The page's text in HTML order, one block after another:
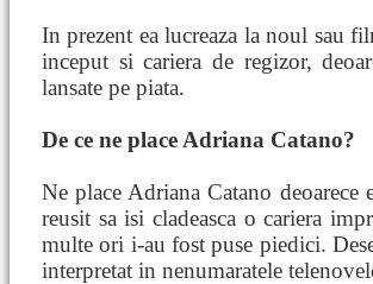
In prezent ea lucreaza la noul sau
inceput si cariera de regizor,
lansate pe piata.
De ce ne place Adriana Catano?
Ne place Adriana Catano deoarece
reusit sa isi cladeasca o cariera
multe ori i-au fost puse piedici.
interpretat in nenumaratele